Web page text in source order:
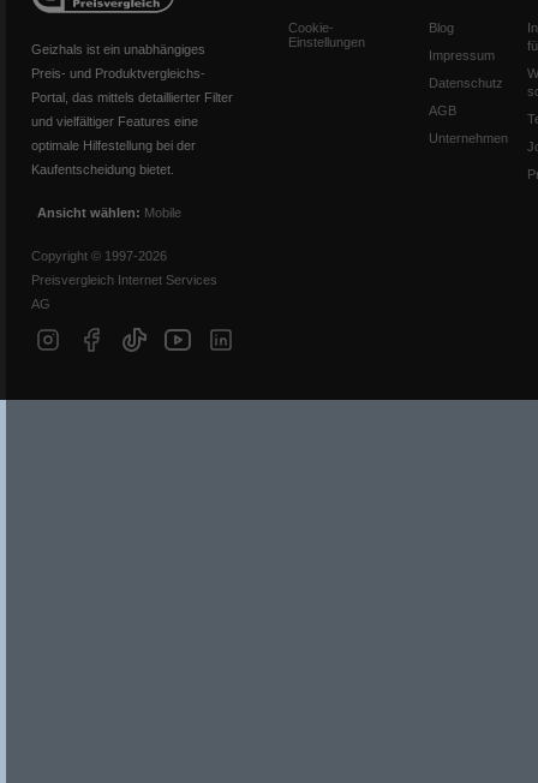
Geizhals ist ein unabhängiges
Preis- und Produktvergleichs-
Portal, das mittels detaillierter Filter
und vielfältiger Features eine
optimale Hilfestellung bei der
Kaufentscheidung bietet.
Ansicht wählen: Mobile
Copyright © 1997-2026
Preisvergleich Internet Services
AG
Cookie-
Einstellungen
Blog
Impressum
Datenschutz
AGB
Unternehmen